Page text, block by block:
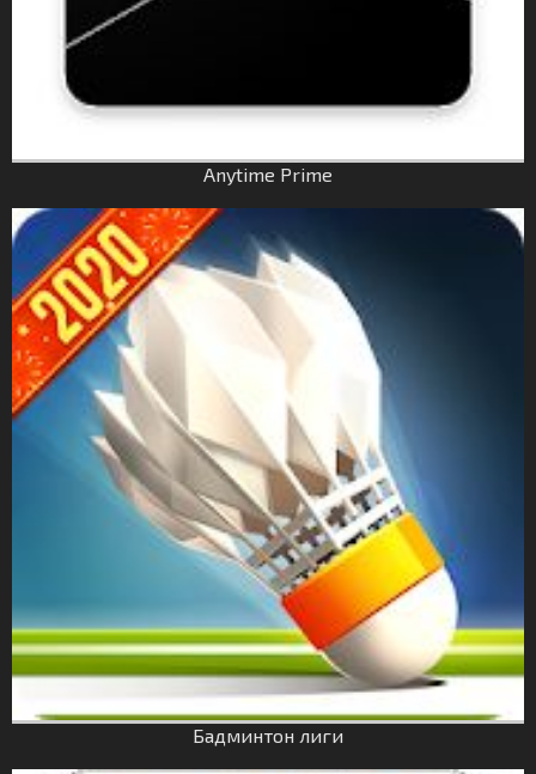
Anytime Prime
Бадминтон лиги